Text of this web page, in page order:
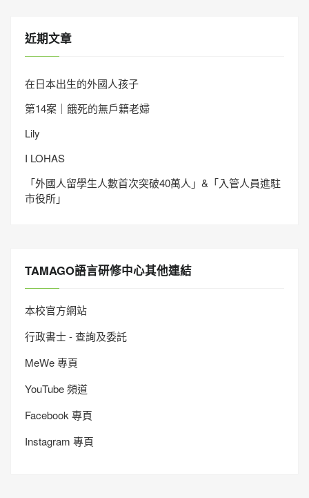
近期文章
在日本出生的外國人孩子
第14案｜餓死的無戶籍老婦
Lily
I LOHAS
「外國人留學生人數首次突破40萬人」&「入管人員進駐
市役所」
TAMAGO語言研修中心其他連結
本校官方網站
行政書士 - 查詢及委託
MeWe 專頁
YouTube 頻道
Facebook 專頁
Instagram 專頁